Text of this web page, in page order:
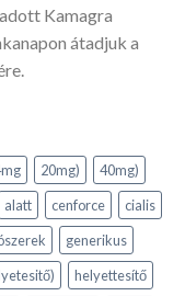
Kamagra
átadjuk a
20mg)
40mg)
alatt cenforce
cialis
generikus
helyettesítő